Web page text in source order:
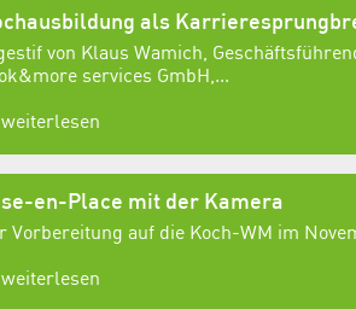
als
von Klaus Wamich,
services GmbH,...
weiterlesen
en-Place mit der Kamera
Vorbereitung auf die Koch-WM im
weiterlesen